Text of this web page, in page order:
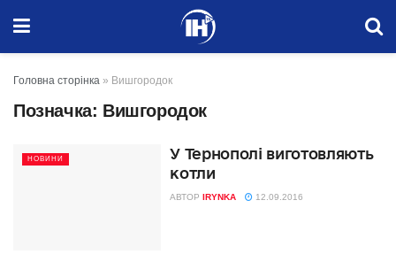
Головна сторінка » Вишгородок
Позначка: Вишгородок
НОВИНИ
У Тернополі виготовляють
котли
АВТОР IRYNKA 12.09.2016